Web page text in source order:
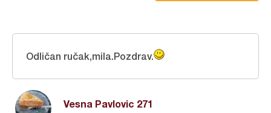
Vesna Pavlovic 271
Odličan ručak,mila.Pozdrav.